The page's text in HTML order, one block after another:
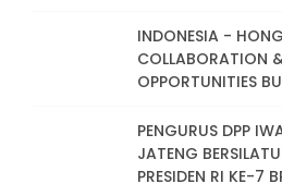
INDONESIA -
COLLABORATION
OPPORTUNITIES
PENGURUS DPP
JATENG
PRESIDEN RI KE-7